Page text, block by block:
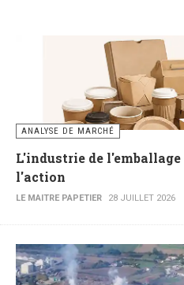
ANALYSE DE MARCHÉ
L'industrie de
l'action
LE MAITRE PAPETIER 28 JUILLET 2026